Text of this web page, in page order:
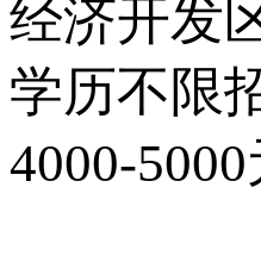
经济开发
学历不限
4000-5000